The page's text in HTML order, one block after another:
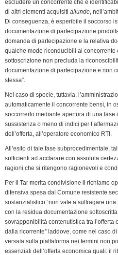
escludere un concorrente che è
di altri elementi acquisiti aliunde,
Di conseguenza, è esperibile il soccorso
documentazione di partecipazione
domanda di partecipazione e la relativa
qualche modo riconducibili al concorrente
sottoscrizione non precluda la
documentazione di partecipazione e non
stessa”.
Nel caso di specie, tuttavia,
automaticamente il concorrente bensì, in
soccorrerlo mediante apertura di una fase
sussistenza o meno di indici per
dell’offerta, all’operatore economico RTI.
All’esito di tale fase subprocedimentale,
sufficienti ad acclarare con assoluta
ragioni che si ritengono ragionevoli e
Per il Tar merita condivisione il richiamo
difensiva spesa dal Comune resistente
sostanzialistico “non vale a suffragare
con la residua documentazione
sovrapponibilità contenutistica tra l’offerta
dalla ricorrente” laddove, come nel caso
versata sulla piattaforma nei termini non
essenziali dell’offerta economica quali: il